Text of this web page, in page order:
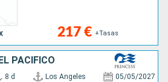
217 € +Tasas
PACÍFICO
8 d Los Angeles 05/05/2027